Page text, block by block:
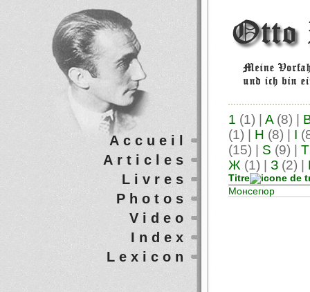
1 (1) A (8)
(1)
H (8) I
(15)
S (9) T
Ж (1) З (2)
Titre
Монсегюр
Accueil
Articles
Livres
Photos
Video
Index
Lexicon